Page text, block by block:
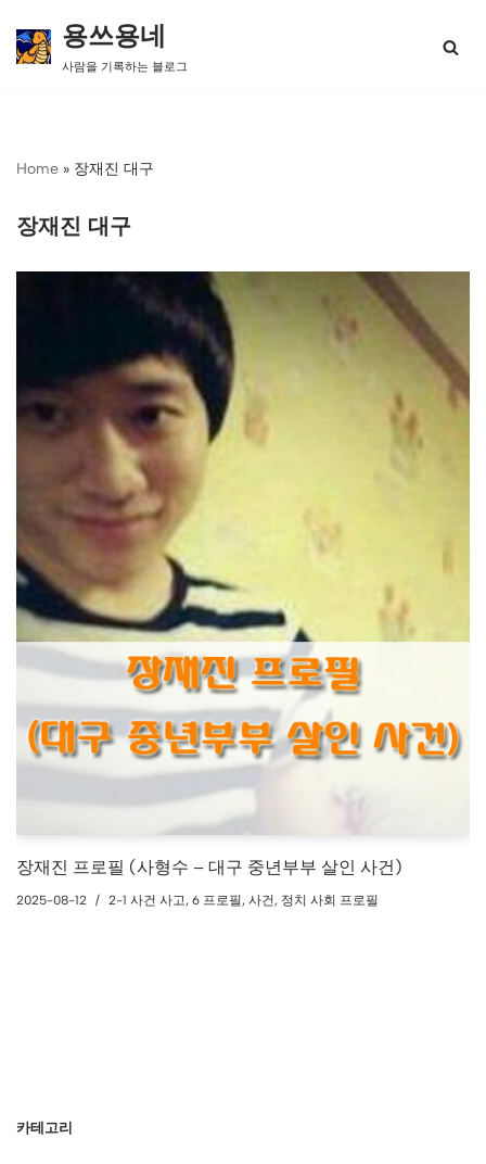
콘
너
용쓰용네
사람을 기록하는 블로그
Home » 장재진 대구
장재진 대구
장재진 프로필 (사형수 – 대구 중년부부 살인 사건)
2025-08-12 2-1 사건 사고, 6 프로필, 사건, 정치 사회 프로필
카테고리